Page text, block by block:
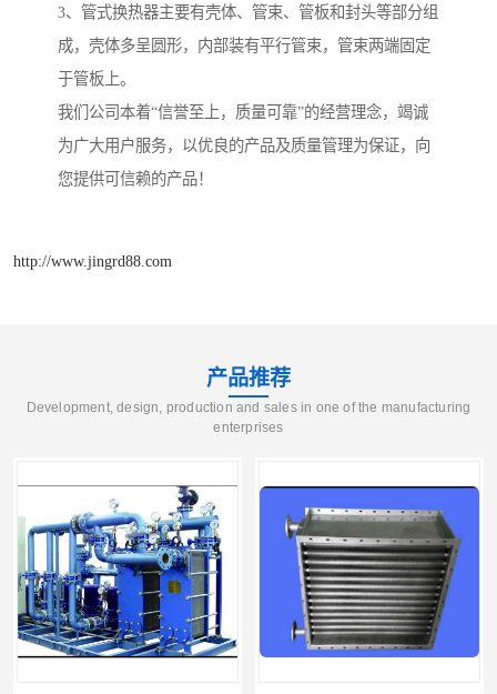
3、管式换热器主要有壳体、管束、管板和封头等部分组
成，壳体多呈圆形，内部装有平行管束，管束两端固定
于管板上。
我们公司本着“信誉至上，质量可靠”的经营理念，竭诚
为广大用户服务，以优良的产品及质量管理为保证，向
您提供可信赖的产品！
http://www.jingrd88.com
产品推荐
Development, design, production and sales in one of the manufacturing
enterprises